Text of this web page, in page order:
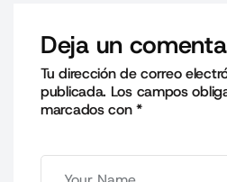
Deja un
Tu dirección de correo
publicada. Los campos
marcados con*